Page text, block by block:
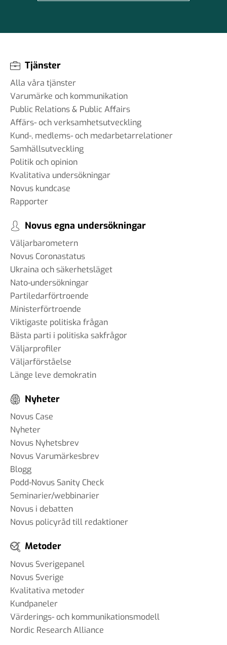
Tjänster
Alla våra tjänster
Varumärke och kommunikation
Public Relations & Public Affairs
Affärs- och verksamhetsutveckling
Kund-, medlems- och medarbetarrelationer
Samhällsutveckling
Politik och opinion
Kvalitativa undersökningar
Novus kundcase
Rapporter
Novus egna undersökningar
Väljarbarometern
Novus Coronastatus
Ukraina och säkerhetsläget
Nato-undersökningar
Partiledarförtroende
Ministerförtroende
Viktigaste politiska frågan
Bästa parti i politiska sakfrågor
Väljarprofiler
Väljarförståelse
Länge leve demokratin
Nyheter
Novus Case
Nyheter
Novus Nyhetsbrev
Novus Varumärkesbrev
Blogg
Podd-Novus Sanity Check
Seminarier/webbinarier
Novus i debatten
Novus policyråd till redaktioner
Metoder
Novus Sverigepanel
Novus Sverige
Kvalitativa metoder
Kundpaneler
Värderings- och kommunikationsmodell
Nordic Research Alliance